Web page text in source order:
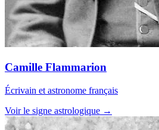
Camille Flammarion
Écrivain et astronome français
Voir le signe astrologique →